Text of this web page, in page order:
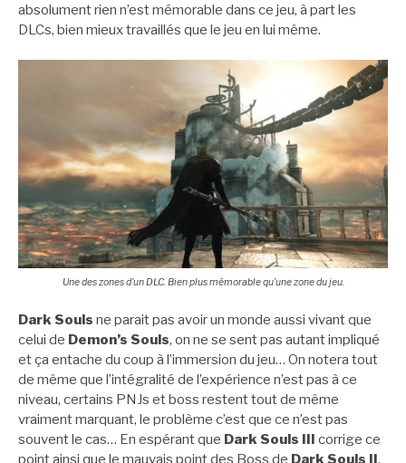
absolument rien n’est mémorable dans ce jeu, à part les
DLCs, bien mieux travaillés que le jeu en lui même.
Une des zones d’un DLC. Bien plus mémorable qu’une zone du jeu.
Dark Souls ne parait pas avoir un monde aussi vivant que
celui de Demon’s Souls, on ne se sent pas autant impliqué
et ça entache du coup à l’immersion du jeu… On notera tout
de même que l’intégralité de l’expérience n’est pas à ce
niveau, certains PNJs et boss restent tout de même
vraiment marquant, le problème c’est que ce n’est pas
souvent le cas… En espérant que Dark Souls III corrige ce
point ainsi que le mauvais point des Boss de Dark Souls II.